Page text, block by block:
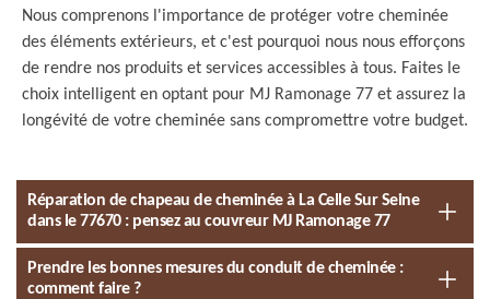
Nous comprenons l'importance de protéger votre cheminée
des éléments extérieurs, et c'est pourquoi nous nous efforçons
de rendre nos produits et services accessibles à tous. Faites le
choix intelligent en optant pour MJ Ramonage 77 et assurez la
longévité de votre cheminée sans compromettre votre budget.
Réparation de chapeau de cheminée à La Celle Sur Seine
dans le 77670 : pensez au couvreur MJ Ramonage 77
Prendre les bonnes mesures du conduit de cheminée :
comment faire ?